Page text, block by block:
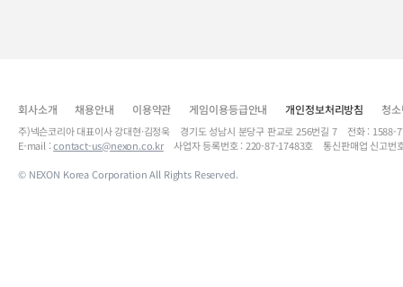
회사소개 채용안내 이용약관 게임이용등급안내 개인정보처리방침 청
주)넥슨코리아 대표이사 강대현·김정욱 경기도 성남시 분당구 판교로 256번길 7 전화 :
E-mail :contact-us@nexon.co.kr사업자 등록번호 : 220-87-17483호 통신판매업 신고번
© NEXON Korea Corporation All Rights Reserved.